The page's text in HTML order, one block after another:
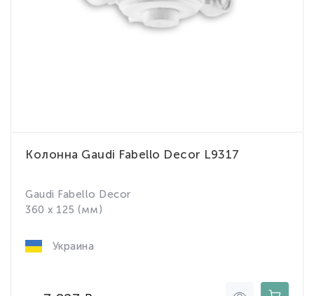
Колонна Gaudi Fabello Decor L9317
Gaudi Fabello Decor
360 x 125 (мм)
Украина